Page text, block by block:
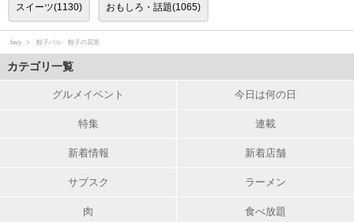
スイーツ(1130) おもしろ・話題(1065)
favy 餃子バル 餃子の花里
カテゴリ一覧
グルメイベント 今日は何の日
特集 連載
新着情報 新着店舗
サブスク ラーメン
肉 食べ放題